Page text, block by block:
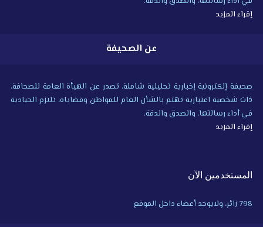
إقراء المزيد
عن الصحيفة
صحيفة إلكترونية إخبارية تحليلية شاملة، تصدر عن الهيأة العامة للصحافة،
ذات شخصية اعتبارية تهتم بالشأن العام للمواطن وقضاياه، تلتزم الحيادية
في أداء رسالتها، والصدق والدقة.
إقراء المزيد
المستخدمين الآن
798 زائر، ولايوجد أعضاء داخل الموقع